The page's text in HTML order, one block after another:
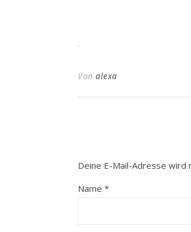
Von alexa
Deine E-Mail-Adresse wird
Name *